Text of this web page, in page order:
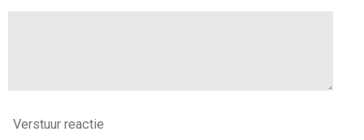
Verstuur reactie